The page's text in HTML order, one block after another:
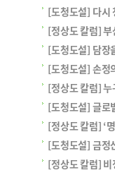
[도청도설] 다시
[정상도 칼럼] 부
[도청도설] 담장
[도청도설] 손정
[정상도 칼럼]
[도청도설] 글로
[정상도 칼럼] ‘
[도청도설] 금정
[정상도 칼럼]